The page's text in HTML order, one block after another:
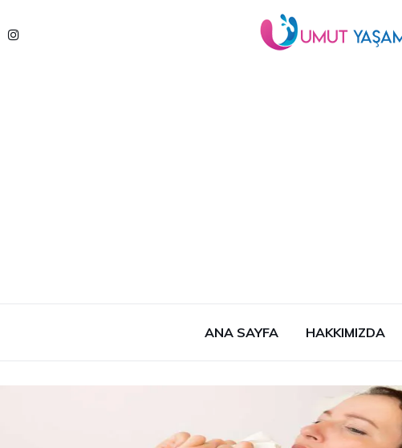
ANA SAYFA HAKKIMIZDA